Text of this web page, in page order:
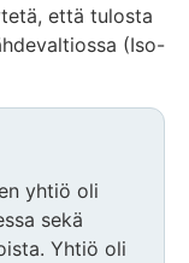
että tulosta
(Iso-
yhtiö oli
sekä
Yhtiö oli